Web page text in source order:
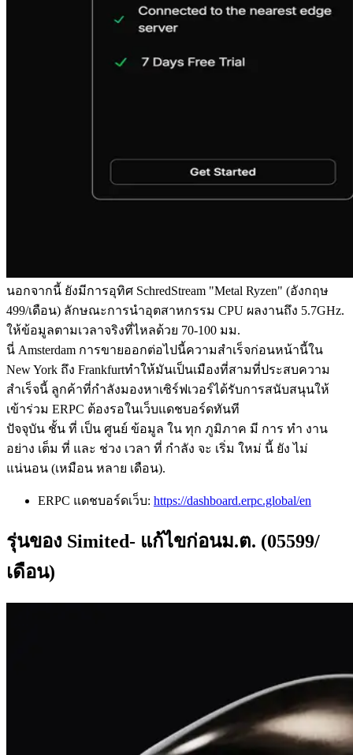
นอกจากนี้ ยังมีการอุทิศ SchredStream "Metal Ryzen" (อังกฤษ
499/เดือน) ลักษณะการนําอุตสาหกรรม CPU ผลงานถึง 5.7GHz.
ให้ข้อมูลตามเวลาจริงที่ไหลด้วย 70-100 มม.
นี่ Amsterdam การขายออกต่อไปนี้ความสําเร็จก่อนหน้านี้ใน
New York ถึง Frankfurtทําให้มันเป็นเมืองที่สามที่ประสบความ
สําเร็จนี้ ลูกค้าที่กําลังมองหาเซิร์ฟเวอร์ได้รับการสนับสนุนให้
เข้าร่วม ERPC ต้องรอในเว็บแดชบอร์ดทันที
ปัจจุบัน ชั้น ที่ เป็น ศูนย์ ข้อมูล ใน ทุก ภูมิภาค มี การ ทํา งาน
อย่าง เต็ม ที่ และ ช่วง เวลา ที่ กําลัง จะ เริ่ม ใหม่ นี้ ยัง ไม่
แน่นอน (เหมือน หลาย เดือน).
ERPC แดชบอร์ดเว็บ: https://dashboard.erpc.global/en
รุ่นของ Simited- แก้ไขก่อนม.ต. (05599/
เดือน)